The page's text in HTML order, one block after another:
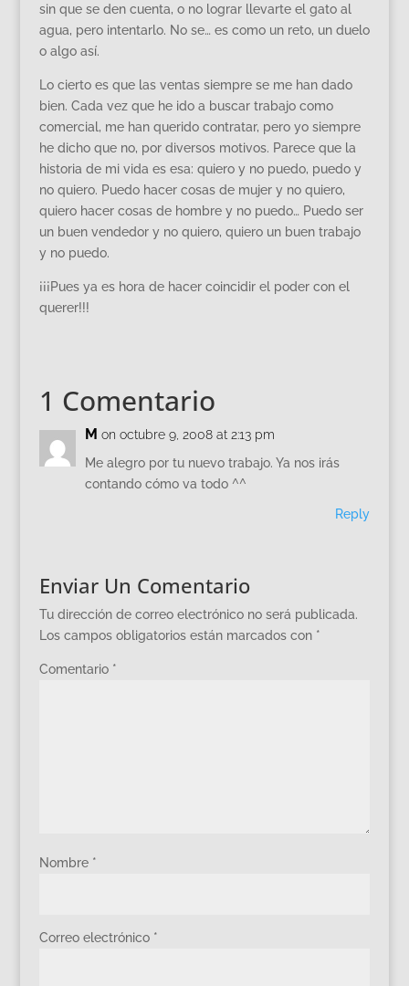
sin que se den cuenta, o no lograr llevarte el gato al
agua, pero intentarlo. No se… es como un reto, un duelo
o algo así.
Lo cierto es que las ventas siempre se me han dado
bien. Cada vez que he ido a buscar trabajo como
comercial, me han querido contratar, pero yo siempre
he dicho que no, por diversos motivos. Parece que la
historia de mi vida es esa: quiero y no puedo, puedo y
no quiero. Puedo hacer cosas de mujer y no quiero,
quiero hacer cosas de hombre y no puedo… Puedo ser
un buen vendedor y no quiero, quiero un buen trabajo
y no puedo.
¡¡¡Pues ya es hora de hacer coincidir el poder con el
querer!!!
1 Comentario
M on octubre 9, 2008 at 2:13 pm
Me alegro por tu nuevo trabajo. Ya nos irás
contando cómo va todo ^^
Reply
Enviar Un Comentario
Tu dirección de correo electrónico no será publicada.
Los campos obligatorios están marcados con *
Comentario *
Nombre *
Correo electrónico *